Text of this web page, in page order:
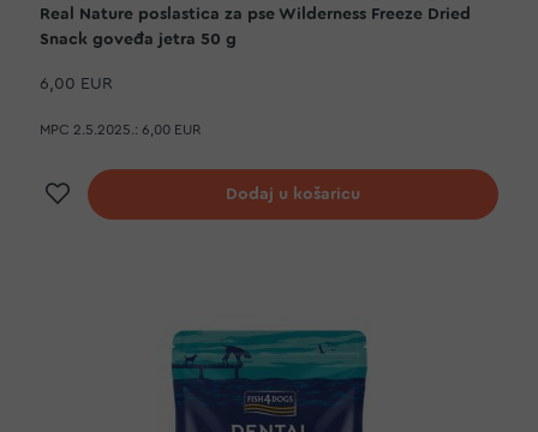
Real Nature poslastica za pse Wilderness Freeze Dried
Snack goveđa jetra 50 g
6,00 EUR
MPC 2.5.2025.: 6,00 EUR
Dodaj na listu želja
Dodaj u košaricu